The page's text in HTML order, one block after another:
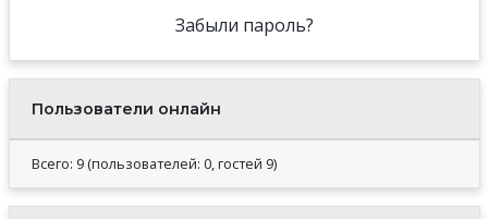
Забыли пароль?
Пользователи онлайн
Всего: 9 (пользователей: 0, гостей 9)